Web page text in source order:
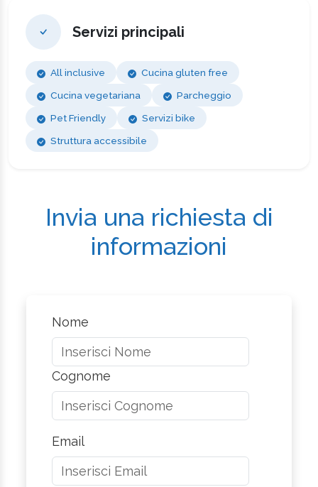
Servizi principali
All inclusive
Cucina gluten free
Cucina vegetariana
Parcheggio
Pet Friendly
Servizi bike
Struttura accessibile
Invia una richiesta di
informazioni
Nome
Cognome
Email